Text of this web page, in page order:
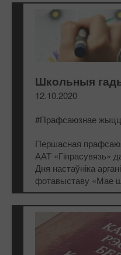
Школьныя
12.10.2020
#Прафсаюзнае
Першасная
ААТ «Гіпрасувязь»
Дня настаўніка
фотавыставу «Мае